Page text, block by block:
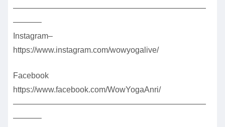
————————————————————————
———–
Instagram–
https://www.instagram.com/wowyogalive/
Facebook
https://www.facebook.com/WowYogaAnri/
————————————————————————
———–